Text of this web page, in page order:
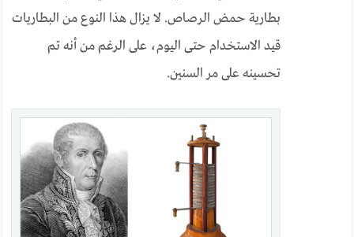
بطارية حمض الرصاص. لا يزال هذا النوع من البطاريات
قيد الاستخدام حتى اليوم، على الرغم من أنه تم
تحسينه على مر السنين.